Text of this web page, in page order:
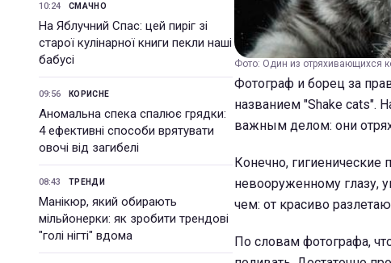
10:24 СМАЧНО
На Яблучний Спас: цей пиріг зі
старої кулінарної книги пекли наші
бабусі
09:56 КОРИСНЕ
Аномальна спека спалює грядки:
4 ефективні способи врятувати
овочі від загибелі
08:43 ТРЕНДИ
Манікюр, який обирають
мільйонерки: як зробити трендові
"голі нігті" вдома
Фото: Один из отряхивающихся
Фотограф и борец за
названием "Shake cats".
важным делом: они
Конечно,
невооруженному глазу,
чем: от красиво
По словам фотографа,